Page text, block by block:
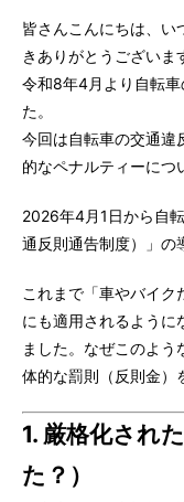
皆さんこんにちは、い
きありがとうございま
令和8年4月より自転
た。
今回は自転車の交通違
的なペナルティーにつ
2026年4月1日から自
通反則通告制度）」の
これまで「車やバイ
にも適用されるように
ました。なぜこのよ
体的な罰則（反則金）
1. 厳格化され
た？）